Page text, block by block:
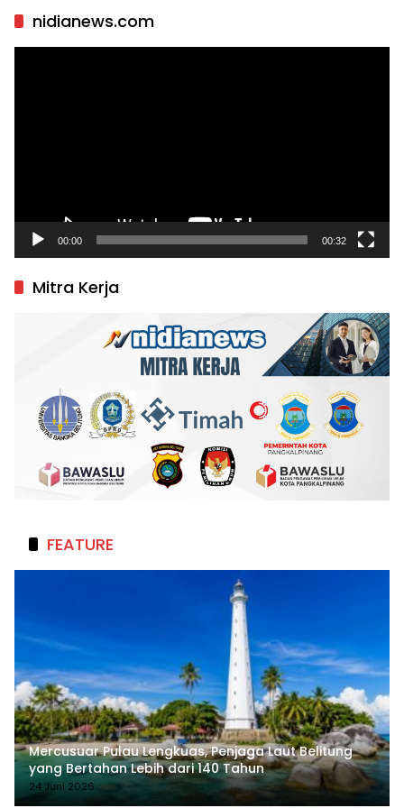
nidianews.com
00:00 00:32
Mitra Kerja
FEATURE
Mercusuar Pulau Lengkuas, Penjaga Laut Belitung
yang Bertahan Lebih dari 140 Tahun
24 Juni 2026